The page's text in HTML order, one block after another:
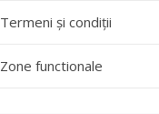
Termeni și condiții
Zone functionale